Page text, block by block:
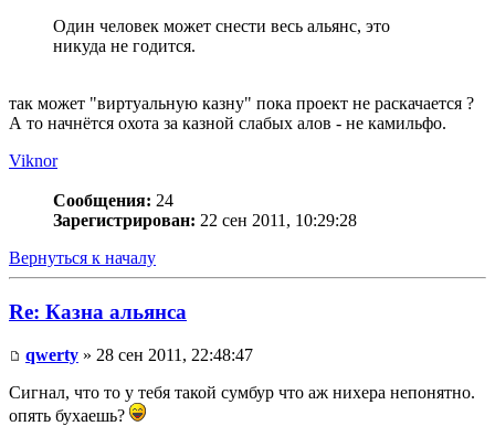
Один человек может снести весь альянс, это
никуда не годится.
так может "виртуальную казну" пока проект не раскачается ?
А то начнётся охота за казной слабых алов - не камильфо.
Viknor
Сообщения: 24
Зарегистрирован: 22 сен 2011, 10:29:28
Вернуться к началу
Re: Казна альянса
qwerty » 28 сен 2011, 22:48:47
Сигнал, что то у тебя такой сумбур что аж нихера непонятно.
опять бухаешь?